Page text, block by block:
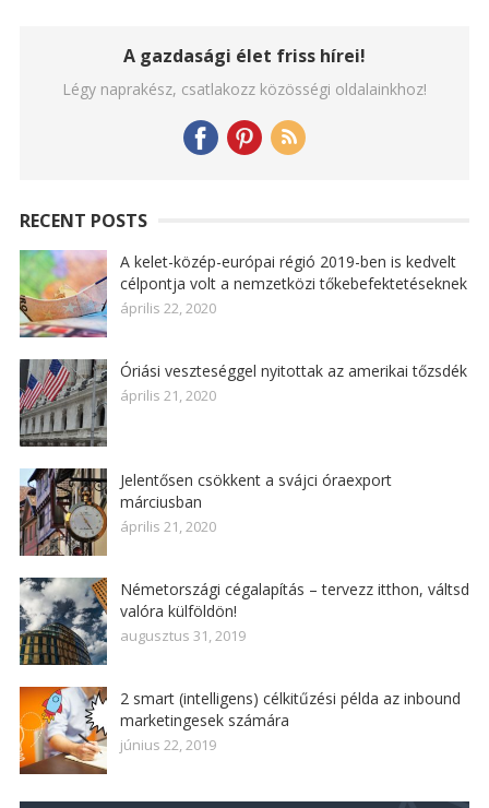
A gazdasági élet friss hírei!
Légy naprakész, csatlakozz közösségi oldalainkhoz!
RECENT POSTS
A kelet-közép-európai régió 2019-ben is kedvelt
célpontja volt a nemzetközi tőkebefektetéseknek
április 22, 2020
Óriási veszteséggel nyitottak az amerikai tőzsdék
április 21, 2020
Jelentősen csökkent a svájci óraexport
márciusban
április 21, 2020
Németországi cégalapítás – tervezz itthon, váltsd
valóra külföldön!
augusztus 31, 2019
2 smart (intelligens) célkitűzési példa az inbound
marketingesek számára
június 22, 2019